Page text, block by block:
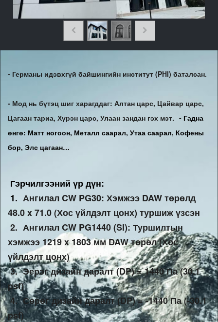
- Германы идэвхгүй байшингийн институт (PHI) баталсан.
- Мод нь бүтэц шиг харагддаг: Алтан царс, Цайвар царс,
Цагаан тариа, Хүрэн царс, Улаан зандан гэх мэт. - Гадна
өнгө: Матт ногоон, Металл саарал, Утаа саарал, Кофены
бор, Элс цагаан…
Гэрчилгээний үр дүн:
1. Ангилал CW PG30: Хэмжээ DAW төрөлд
48.0 x 71.0 (Хос үйлдэлт цонх) туршиж үзсэн
2. Ангилал CW PG1440 (SI): Туршилтын
хэмжээ 1219 x 1803 мм DAW төрөл (Хос
үйлдэлт цонх)
3. Эерэг дизайн даралт (DP) = 1440 Па (30.1
psf)
4. Сөрөг дизайн даралт (DP) = -1440 Па (-30.1
psf)